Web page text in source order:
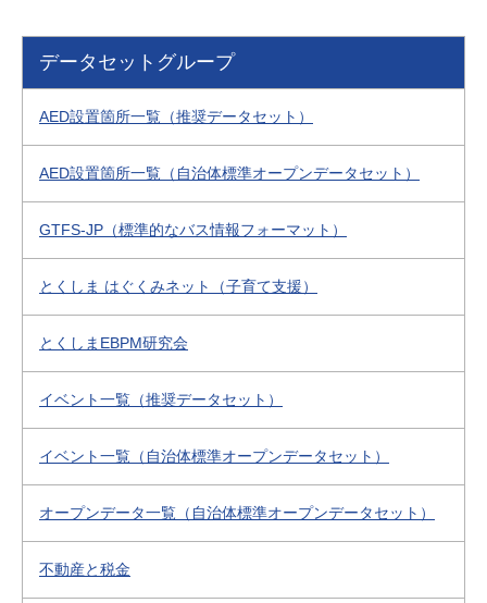
データセットグループ
AED設置箇所一覧（推奨データセット）
AED設置箇所一覧（自治体標準オープンデータセット）
GTFS-JP（標準的なバス情報フォーマット）
とくしま はぐくみネット（子育て支援）
とくしまEBPM研究会
イベント一覧（推奨データセット）
イベント一覧（自治体標準オープンデータセット）
オープンデータ一覧（自治体標準オープンデータセット）
不動産と税金